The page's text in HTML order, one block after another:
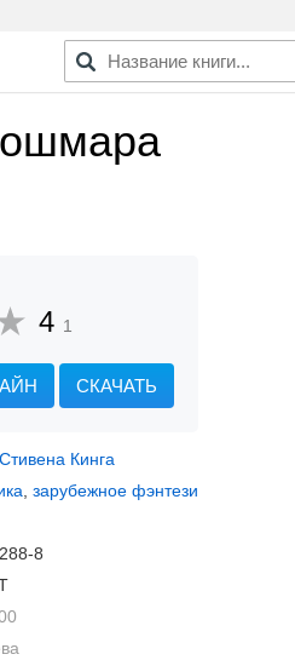
4 1
СКАЧАТЬ
Кинга
зарубежное фэнтези
8